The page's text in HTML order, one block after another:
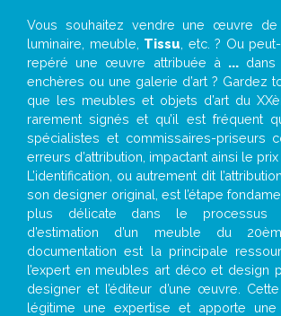
Vous souhaitez vendre une œuvre de
luminaire, meuble, Tissu , etc. ? Ou
repéré une œuvre attribuée à ...
enchères ou une galerie d’art ? Gardez
que les meubles et objets d’art du
rarement signés et qu’il est fréquent
spécialistes et commissaires-priseurs
erreurs d’attribution, impactant ainsi le prix
L’identification, ou autrement dit
son designer original, est l’étape
plus délicate dans le processus
d’estimation d’un meuble du
documentation est la principale
l’expert en meubles art déco et design
designer et l’éditeur d’une œuvre.
légitime une expertise et apporte une